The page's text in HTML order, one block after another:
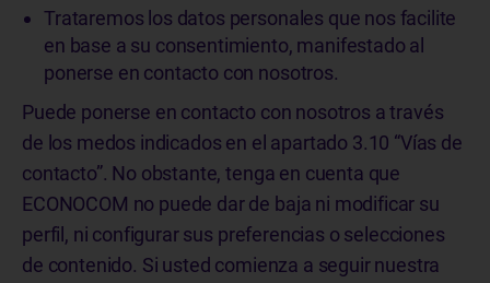
Trataremos los datos personales que nos facilite
en base a su consentimiento, manifestado al
ponerse en contacto con nosotros.
Puede ponerse en contacto con nosotros a través
de los medos indicados en el apartado 3.10 “Vías de
contacto”. No obstante, tenga en cuenta que
ECONOCOM no puede dar de baja ni modificar su
perfil, ni configurar sus preferencias o selecciones
de contenido. Si usted comienza a seguir nuestra